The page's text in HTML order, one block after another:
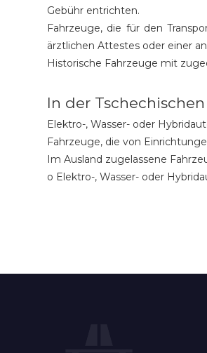
Gebühr entrichten.
Fahrzeuge, die für den
ärztlichen Attestes oder einer
Historische Fahrzeuge mit
In der
Elektro-, Wasser- oder
Fahrzeuge, die von
Im Ausland zugelassene
o Elektro-, Wasser- oder